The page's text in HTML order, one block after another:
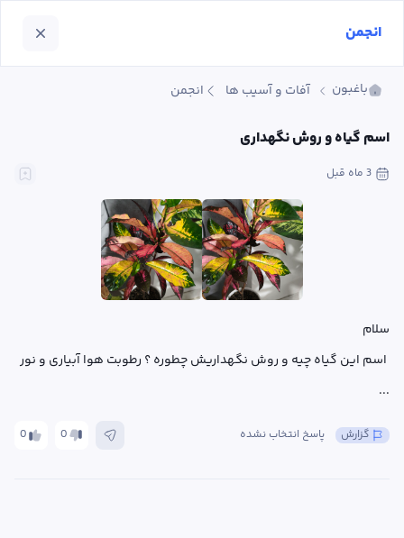
باغبون آفات و آسیب ها انجمن
اسم گیاه و روش نگهداری
3 ماه قبل
...
0 0 پاسخ انتخاب نشده گزارش
انجمن